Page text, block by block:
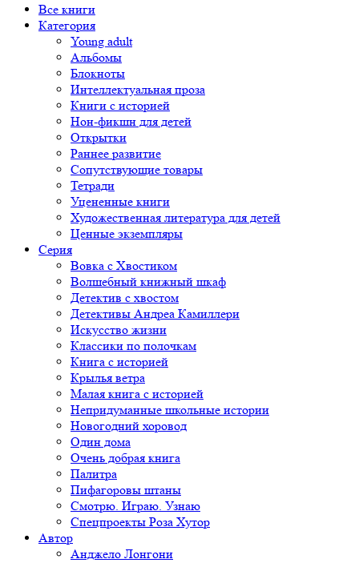
Все книги
Категория
Young adult
Альбомы
Блокноты
Интеллектуальная проза
Книги с историей
Нон-фикшн для детей
Открытки
Раннее развитие
Сопутствующие товары
Тетради
Уцененные книги
Художественная литература для детей
Ценные экземпляры
Серия
Вовка с Хвостиком
Волшебный книжный шкаф
Детектив с хвостом
Детективы Андреа Камиллери
Искусство жизни
Классики по полочкам
Книга с историей
Крылья ветра
Малая книга с историей
Непридуманные школьные истории
Новогодний хоровод
Один дома
Очень добрая книга
Палитра
Пифагоровы штаны
Смотрю. Играю. Узнаю
Спецпроекты Роза Хутор
Автор
Анджело Лонгони